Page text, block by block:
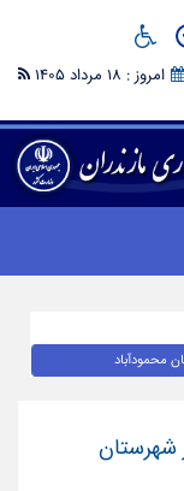
امروز : 18 مرداد 1405
محمودآباد
شهرستان